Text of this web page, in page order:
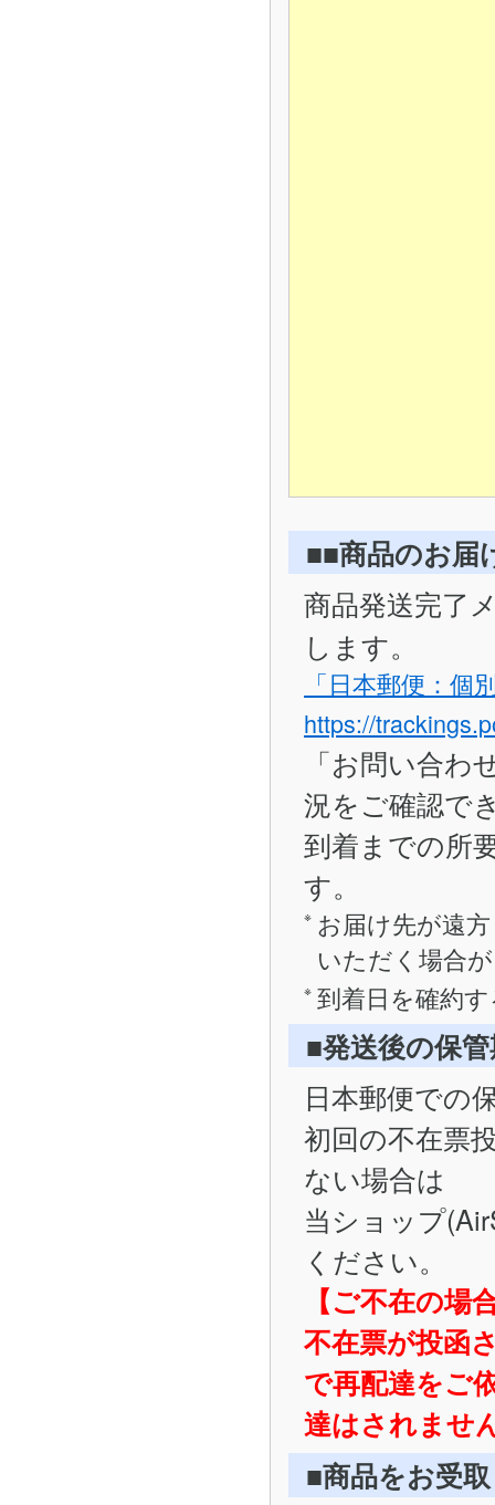
■■商品のお届
商品発送完了
します。
「日本郵便：個
https://
「お問い合
況をご確認で
到着までの所
す。
お届け先が遠
いただく場合
到着日を確約
■発送後の保
日本郵便での
初回の不在票
ない場合は
当ショップ
ください。
【ご不在の場
不在票が投函
で再配達をご
達はされませ
■商品をお受